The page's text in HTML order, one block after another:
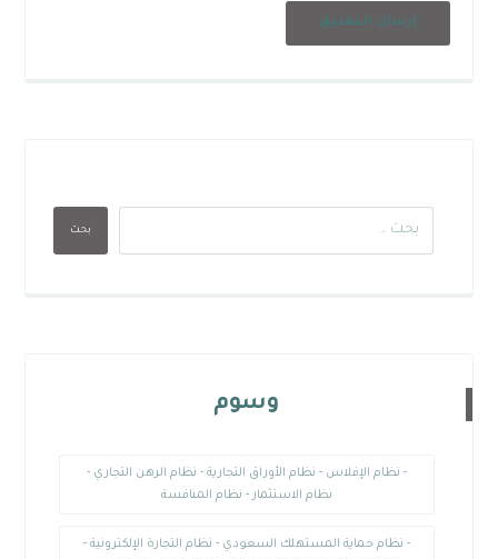
إرسال التعليق
بحث
وسوم
- نظام الإفلاس - نظام الأوراق التجارية - نظام الرهن التجاري -
نظام الاستثمار - نظام المنافسة
- نظام حماية المستهلك السعودي - نظام التجارة الإلكترونية -